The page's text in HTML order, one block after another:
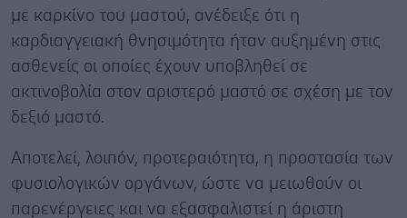
με καρκίνο του μαστού, ανέδειξε ότι η
καρδιαγγειακή θνησιμότητα ήταν αυξημένη στις
ασθενείς οι οποίες έχουν υποβληθεί σε
ακτινοβολία στον αριστερό μαστό σε σχέση με τον
δεξιό μαστό.
Αποτελεί, λοιπόν, προτεραιότητα, η προστασία των
φυσιολογικών οργάνων, ώστε να μειωθούν οι
παρενέργειες και να εξασφαλιστεί η άριστη